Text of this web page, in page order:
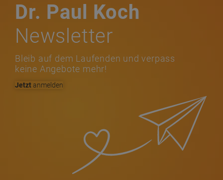
Dr. Paul Koch
Newsletter
Bleib auf dem Laufenden und verpass
keine Angebote mehr!
Jetztanmelden